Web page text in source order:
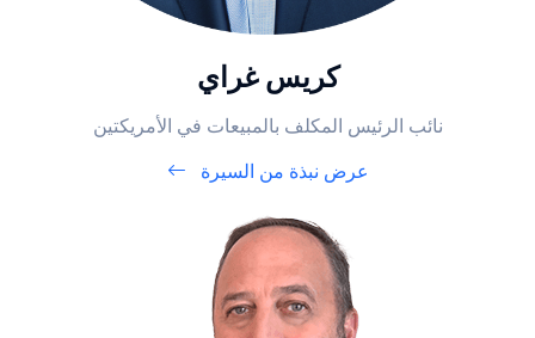
كريس غراي
نائب الرئيس المكلف بالمبيعات في الأمريكتين
عرض نبذة من السيرة